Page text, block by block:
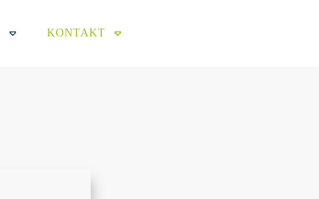
KONTAKT